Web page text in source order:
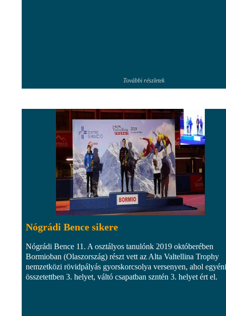
További részletek
Nógrádi Bence sikere
Nógrádi Bence 11. A osztályos tanulónk 2019 októberében
Bormioban (Olaszország) részt vett az Alta Valtellina Trophy
nemzetközi rövidpályás gyorskorcsolya versenyen, ahol egyéni
összetettben 3. helyet, váltó csapatban szntén 3. helyet ért el.